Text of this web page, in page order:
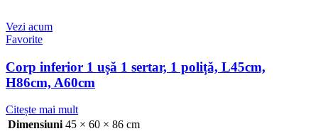
Vezi acum
Favorite
Corp inferior 1 ușă 1 sertar, 1 poliță, L45cm,
H86cm, A60cm
Citește mai mult
Dimensiuni 45 × 60 × 86 cm